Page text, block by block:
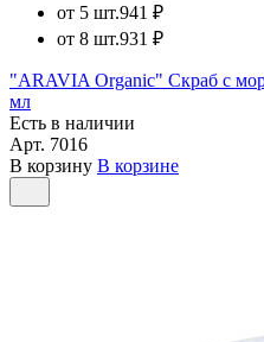
от 5 шт.941 ₽
от 8 шт.931 ₽
"ARAVIA Organic" Скраб с
мл
Есть в наличии
Арт. 7016
В корзину В корзине